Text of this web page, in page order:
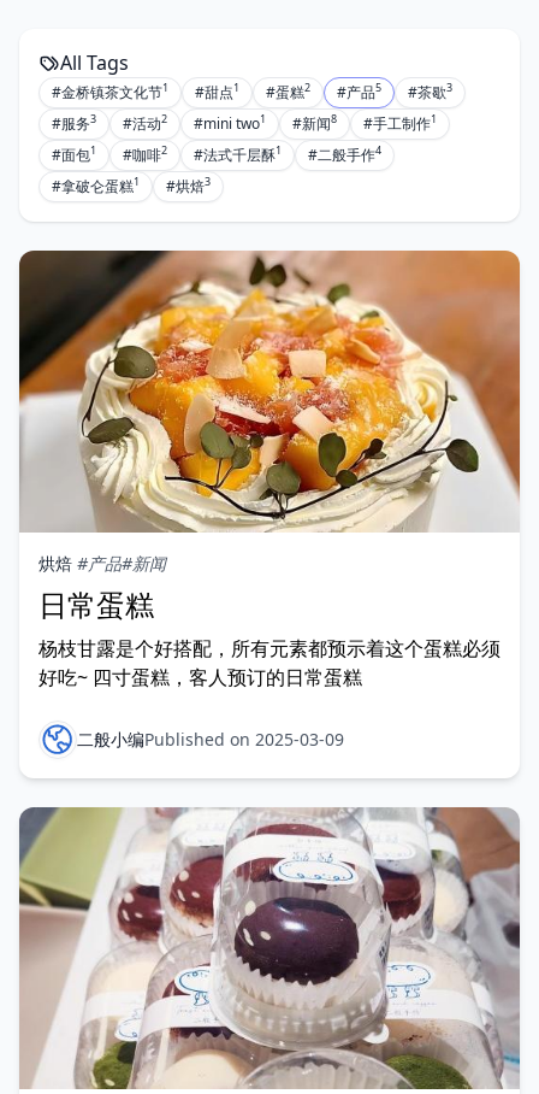
All Tags
#金桥镇茶文化节1 #甜点1 #蛋糕2 #产品5 #茶歇3
#服务3 #活动2 #mini two1 #新闻8 #手工制作1
#面包1 #咖啡2 #法式千层酥1 #二般手作4
#拿破仑蛋糕1 #烘焙3
烘焙 #产品#新闻
日常蛋糕
杨枝甘露是个好搭配，所有元素都预示着这个蛋糕必须
好吃~ 四寸蛋糕，客人预订的日常蛋糕
二般小编Published on 2025-03-09